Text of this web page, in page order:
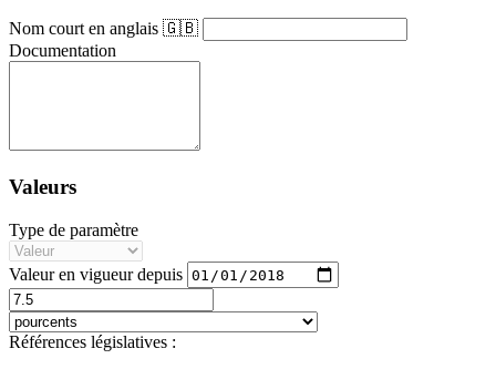
Nom court en anglais 🇬🇧
Documentation
Valeurs
Type de paramètre
Valeur en vigueur depuis
Références législatives :